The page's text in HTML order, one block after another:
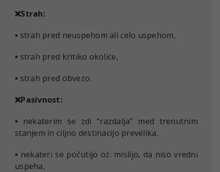
❌Strah:
• strah pred neuspehom ali celo uspehom,
• strah pred kritiko okolice,
• strah pred obvezo.
❌Pasivnost:
• nekaterim se zdi “razdalja” med trenutnim
stanjem in ciljno destinacijo prevelika,
• nekateri se počutijo oz. mislijo, da niso vredni
uspeha,